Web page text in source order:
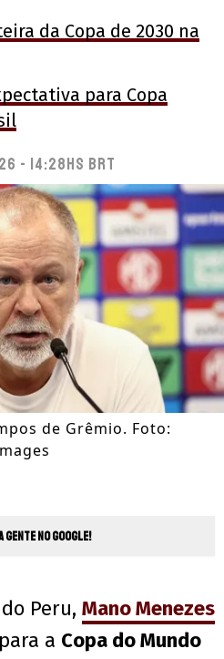
da Copa de 2030 na
para Copa
- 14:28hs BRT
de Grêmio. Foto:
gente no Google!
Peru, Mano Menezes
a Copa do Mundo